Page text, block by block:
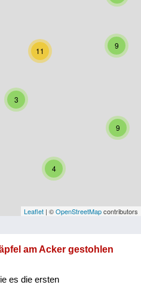
4
3
9
9
11
Leaflet | ©OpenStreetMapcontributors
am Acker gestohlen
es die ersten